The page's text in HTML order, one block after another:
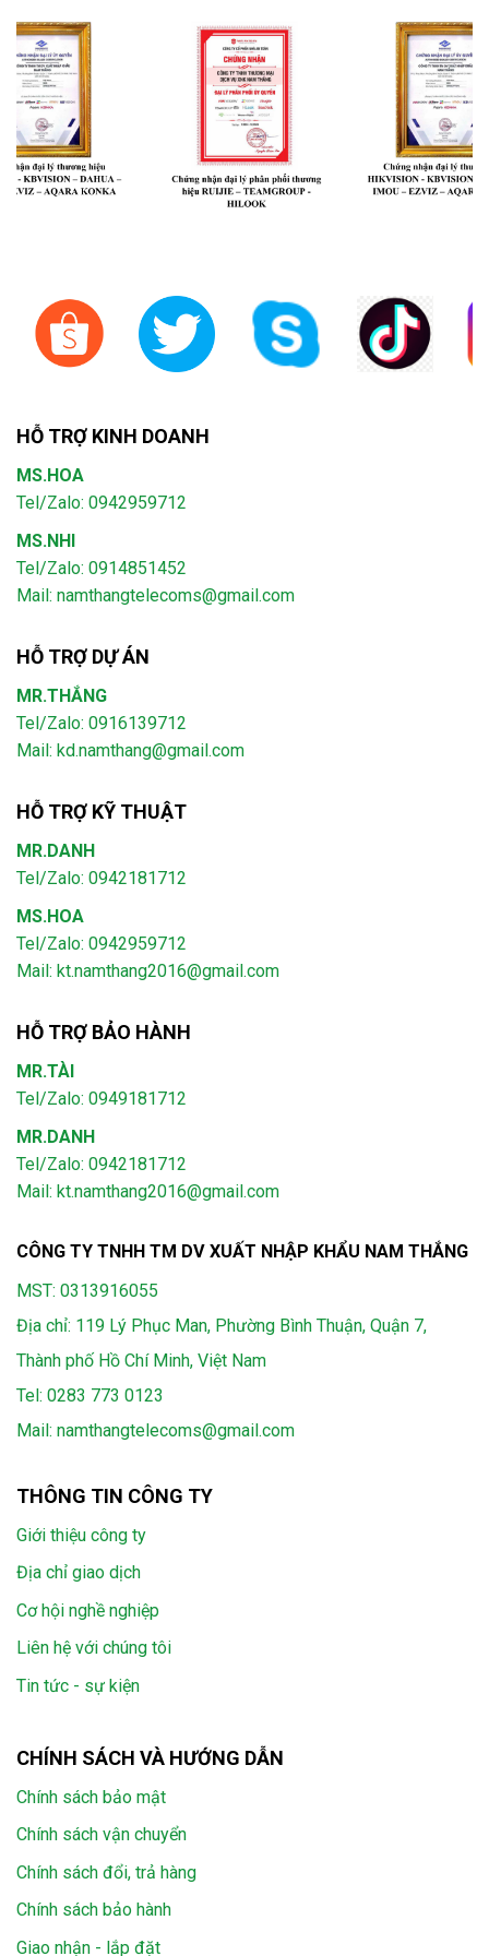
HỖ TRỢ KINH DOANH
MS.HOA
Tel/Zalo: 0942959712
MS.NHI
Tel/Zalo: 0914851452
Mail: namthangtelecoms@gmail.com
HỖ TRỢ DỰ ÁN
MR.THẮNG
Tel/Zalo: 0916139712
Mail: kd.namthang@gmail.com
HỖ TRỢ KỸ THUẬT
MR.DANH
Tel/Zalo: 0942181712
MS.HOA
Tel/Zalo: 0942959712
Mail: kt.namthang2016@gmail.com
HỖ TRỢ BẢO HÀNH
MR.TÀI
Tel/Zalo: 0949181712
MR.DANH
Tel/Zalo: 0942181712
Mail: kt.namthang2016@gmail.com
CÔNG TY TNHH TM DV XUẤT NHẬP KHẨU NAM THẮNG
MST: 0313916055
Địa chỉ: 119 Lý Phục Man, Phường Bình Thuận, Quận 7,
Thành phố Hồ Chí Minh, Việt Nam
Tel: 0283 773 0123
Mail: namthangtelecoms@gmail.com
THÔNG TIN CÔNG TY
Giới thiệu công ty
Địa chỉ giao dịch
Cơ hội nghề nghiệp
Liên hệ với chúng tôi
Tin tức - sự kiện
CHÍNH SÁCH VÀ HƯỚNG DẪN
Chính sách bảo mật
Chính sách vận chuyển
Chính sách đổi, trả hàng
Chính sách bảo hành
Giao nhận - lắp đặt